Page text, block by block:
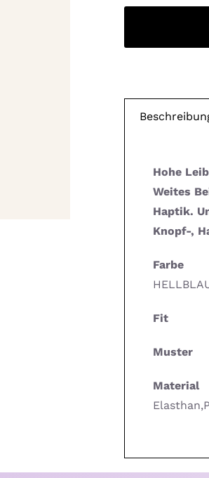
Hohe
Weites
Haptik.
Knopf-,
Farbe
Fit
Muster
Material